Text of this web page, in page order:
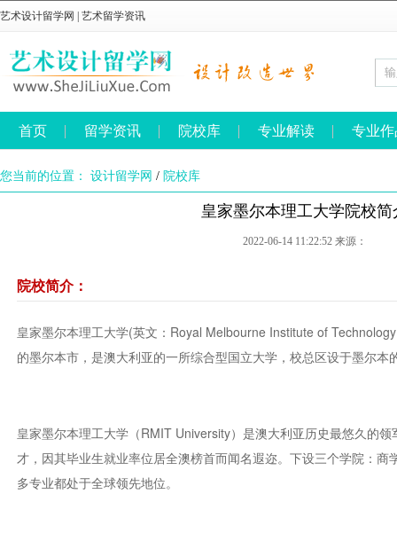
艺术设计留学网 艺术留学资讯
首页 留学资讯 院校库 专业解读 专业
您当前的位置： 设计留学网 / 院校库
皇家墨尔本理工大学院校简
2022-06-14 11:22:52 来源：
院校简介：
皇家墨尔本理工大学(英文：Royal Melbourne Institute of
的墨尔本市，是澳大利亚的一所综合型国立大学，校总区设于墨尔本
皇家墨尔本理工大学（RMIT University）是澳大利亚历史最悠久的
才，因其毕业生就业率位居全澳榜首而闻名遐迩。下设三个学院：商
多专业都处于全球领先地位。